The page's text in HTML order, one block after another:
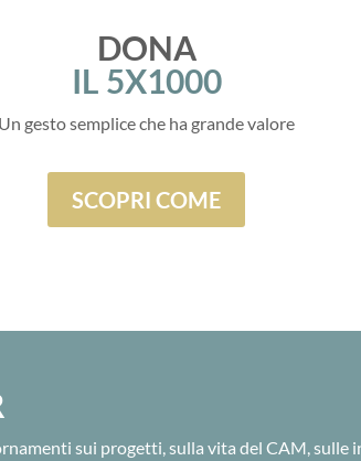
DONA
IL 5X1000
Un gesto semplice che ha grande valore
SCOPRI COME
sui progetti, sulla vita del CAM, sulle